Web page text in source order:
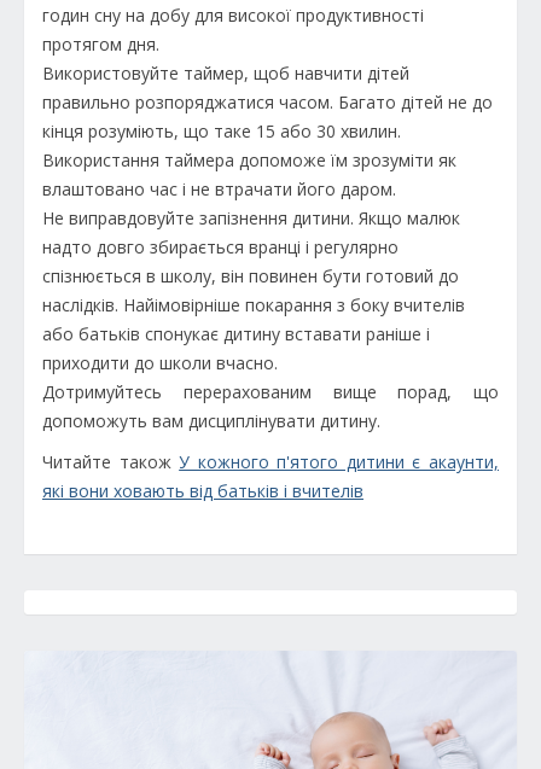
годин сну на добу для високої продуктивності
протягом дня.
Використовуйте таймер, щоб навчити дітей
правильно розпоряджатися часом. Багато дітей не до
кінця розуміють, що таке 15 або 30 хвилин.
Використання таймера допоможе їм зрозуміти як
влаштовано час і не втрачати його даром.
Не виправдовуйте запізнення дитини. Якщо малюк
надто довго збирається вранці і регулярно
спізнюється в школу, він повинен бути готовий до
наслідків. Найімовірніше покарання з боку вчителів
або батьків спонукає дитину вставати раніше і
приходити до школи вчасно.
Дотримуйтесь перерахованим вище порад, що
допоможуть вам дисциплінувати дитину.
Читайте також У кожного п'ятого дитини є акаунти,
які вони ховають від батьків і вчителів